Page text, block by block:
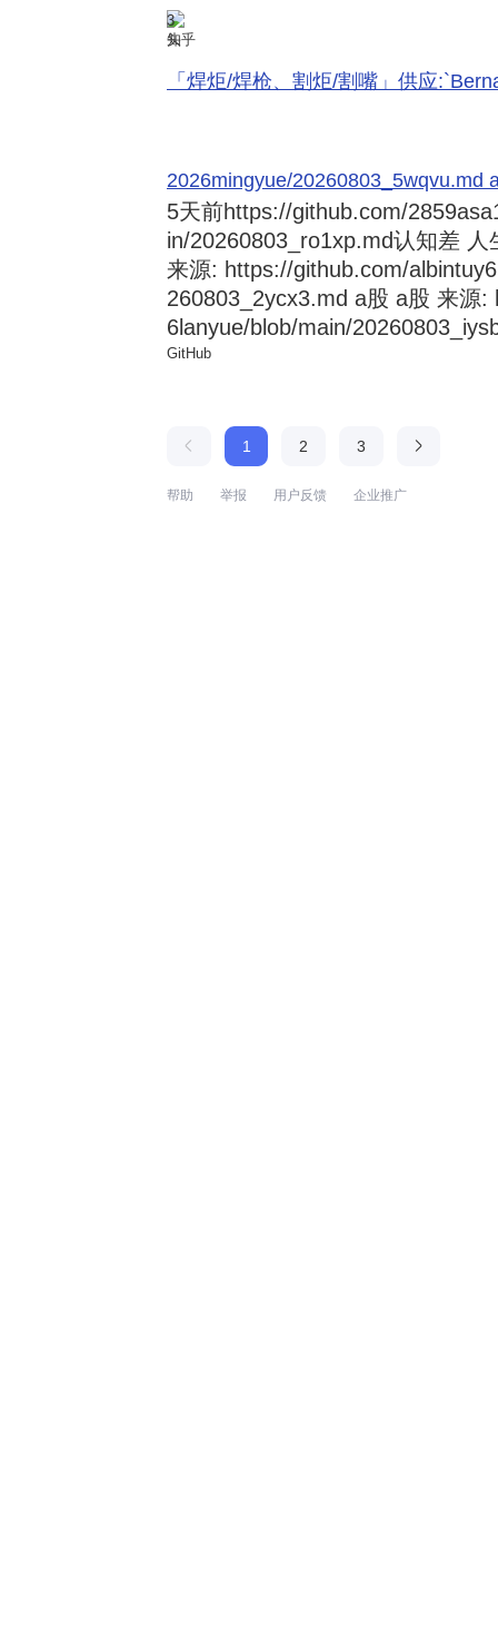
3
知乎
「焊炬/焊枪、割炬/割嘴」供应
2026mingyue/20260803_5wqvu.md
5天前https://github.com/
in/20260803_ro1xp.md认知差
来源: https://github.com/
260803_2ycx3.md a股 a股 来源
6lanyue/blob/main/
GitHub
1 2 3
帮助 举报 用户反馈 企业推广